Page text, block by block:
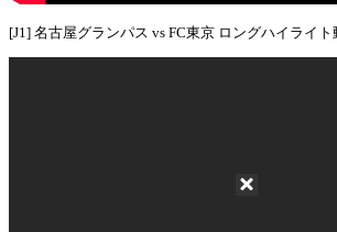
[J1] 名古屋グランパス vs FC東京 ロングハイライト